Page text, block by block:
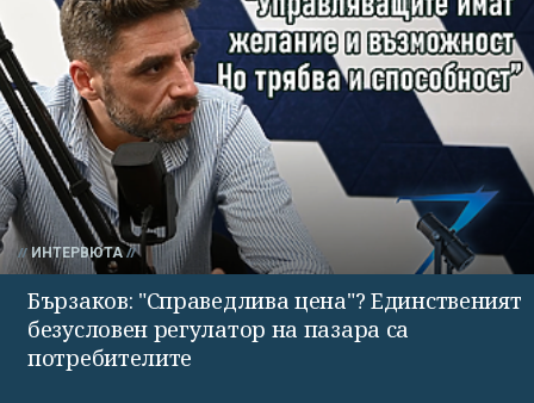
ИНТЕРВЮТА
Бързаков: "Справедлива цена"? Единственият
безусловен регулатор на пазара са
потребителите